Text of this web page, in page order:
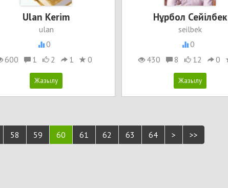
Ulan Kerim
ulan
0
600
1 2 1 0
Нұрбол Сейілбек
seilbek
0
430
8 12 0
58 59 60 61 62 63 64 > >>